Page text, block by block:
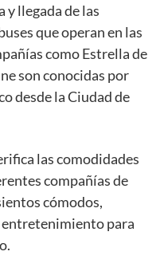
y llegada de las
que operan en las
como Estrella de
son conocidas por
desde la Ciudad de
las comodidades
compañías de
cómodos,
entretenimiento para